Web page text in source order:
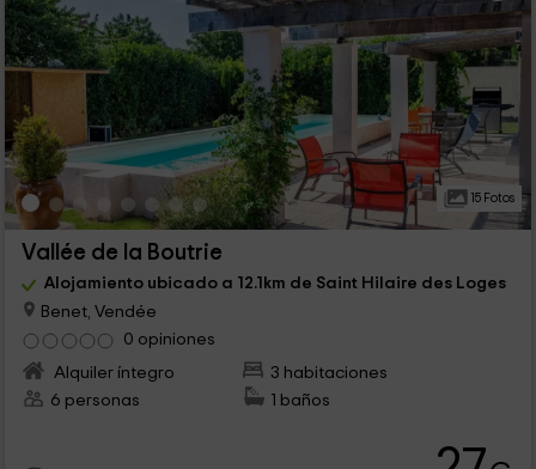
15 Fotos
Vallée de la Boutrie
Alojamiento ubicado a 12.1km de Saint Hilaire des Loges
Benet, Vendée
0 opiniones
Alquiler íntegro
3 habitaciones
6 personas
1 baños